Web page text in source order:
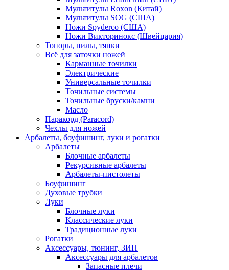
Мультитулы Roxon (Китай)
Мультитулы SOG (США)
Ножи Spyderco (США)
Ножи Викторинокс (Швейцария)
Топоры, пилы, тяпки
Всё для заточки ножей
Карманные точилки
Электрические
Универсальные точилки
Точильные системы
Точильные бруски/камни
Масло
Паракорд (Paracord)
Чехлы для ножей
Арбалеты, боуфишинг, луки и рогатки
Арбалеты
Блочные арбалеты
Рекурсивные арбалеты
Арбалеты-пистолеты
Боуфишинг
Духовые трубки
Луки
Блочные луки
Классические луки
Традиционные луки
Рогатки
Аксессуары, тюнинг, ЗИП
Аксессуары для арбалетов
Запасные плечи